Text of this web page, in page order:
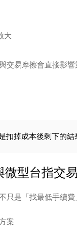
大
交易摩擦會直接影
扣掉成本後剩下的結
型台指交
只是「找最低手續費
案